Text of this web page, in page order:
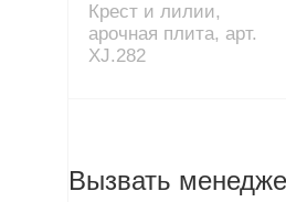
Крест и лилии,
арочная плита, арт.
XJ.282
Вызвать